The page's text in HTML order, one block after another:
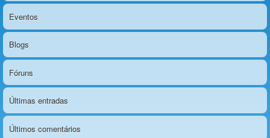
Eventos
Blogs
Fóruns
Últimas entradas
Últimos comentários